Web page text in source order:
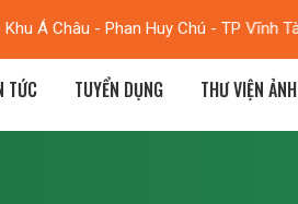
Á Châu - Phan Huy Chú - TP Vĩnh
TỨC TUYỂN DỤNG THƯ VIỆN ẢNH